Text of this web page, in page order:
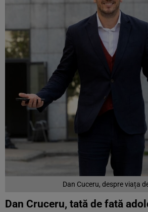
Dan Cuceru, despre viața
Dan Cruceru, tată de fată